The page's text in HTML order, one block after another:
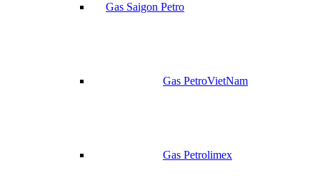
Gas Saigon Petro
Gas PetroVietNam
Gas Petrolimex